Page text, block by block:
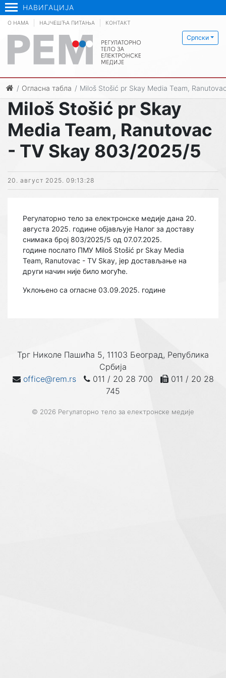
НАВИГАЦИЈА
Српски
О НАМА НАЈЧЕШЋА ПИТАЊА КОНТАКТ
Огласна табла Miloš Stošić pr Skay Media Team,
Miloš Stošić pr Skay
Media Team, Ranutovac
- TV Skay 803/2025/5
20. август 2025. 09:13:28
Регулаторно тело за електронске медије дана 20.
августа 2025. године објављује Налог за доставу
снимака број 803/2025/5 од 07.07.2025.
године послато ПМУ Miloš Stošić pr Skay Media
Team, Ranutovac - TV Skay, јер достављање на
други начин није било могуће.
Уклоњено са огласне 03.09.2025. године
Трг Николе Пашића 5, 11103 Београд, Република
Србија
office@rem.rs
011 / 20 28 700
011 / 20 28
745
© 2026 Регулаторно тело за електронске медије